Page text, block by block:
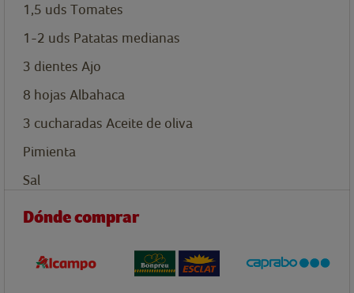
1,5 uds Tomates
1-2 uds Patatas medianas
3 dientes Ajo
8 hojas Albahaca
3 cucharadas Aceite de oliva
Pimienta
Sal
Dónde comprar